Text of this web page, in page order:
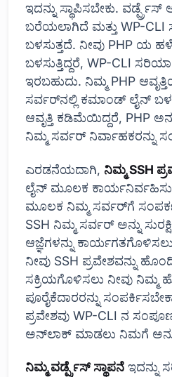
ಇದನ್ನು ಸ್ಥಾಪಿಸಬೇಕು. ವರ್ಡ್ಪ್ರೆಸ್
ಬರೆಯಲಾಗಿದೆ ಮತ್ತು WP-CLI
ಬಳಸುತ್ತದೆ. ನೀವು PHP ಯ
ಬಳಸುತ್ತಿದ್ದರೆ, WP-CLI
ಇರಬಹುದು. ನಿಮ್ಮ PHP
ಸರ್ವರ್‌ನಲ್ಲಿ ಕಮಾಂಡ್ ಲೈನ್
ಆವೃತ್ತಿ ಕಡಿಮೆಯಿದ್ದರೆ, PHP
ನಿಮ್ಮ ಸರ್ವರ್ ನಿರ್ವಾಹಕರನ್ನು
ಎರಡನೆಯದಾಗಿ, ನಿಮ್ಮ SSH
ಲೈನ್ ಮೂಲಕ
ಮೂಲಕ ನಿಮ್ಮ ಸರ್ವರ್‌ಗೆ ಸಂಪರ್ಕ
SSH ನಿಮ್ಮ ಸರ್ವರ್ ಅನ್ನು
ಆಜ್ಞೆಗಳನ್ನು
ನೀವು SSH ಪ್ರವೇಶವನ್ನು
ಸಕ್ರಿಯಗೊಳಿಸಲು ನೀವು ನಿಮ್ಮ
ಪೂರೈಕೆದಾರರನ್ನು
ಪ್ರವೇಶವು WP-CLI ನ
ಅನ್‌ಲಾಕ್ ಮಾಡಲು ನಿಮಗೆ
ನಿಮ್ಮ ವರ್ಡ್ಪ್ರೆಸ್ ಸ್ಥಾಪನೆ ಇದನ್ನು